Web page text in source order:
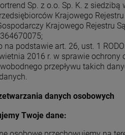
Sp. z o.o. Sp. K. z
Krajowego
Krajowego Rejestru
na podstawie art. 26, ust. 1
2016 r. w sprawie
przepływu takich
danych osobowych
Twoje dane: